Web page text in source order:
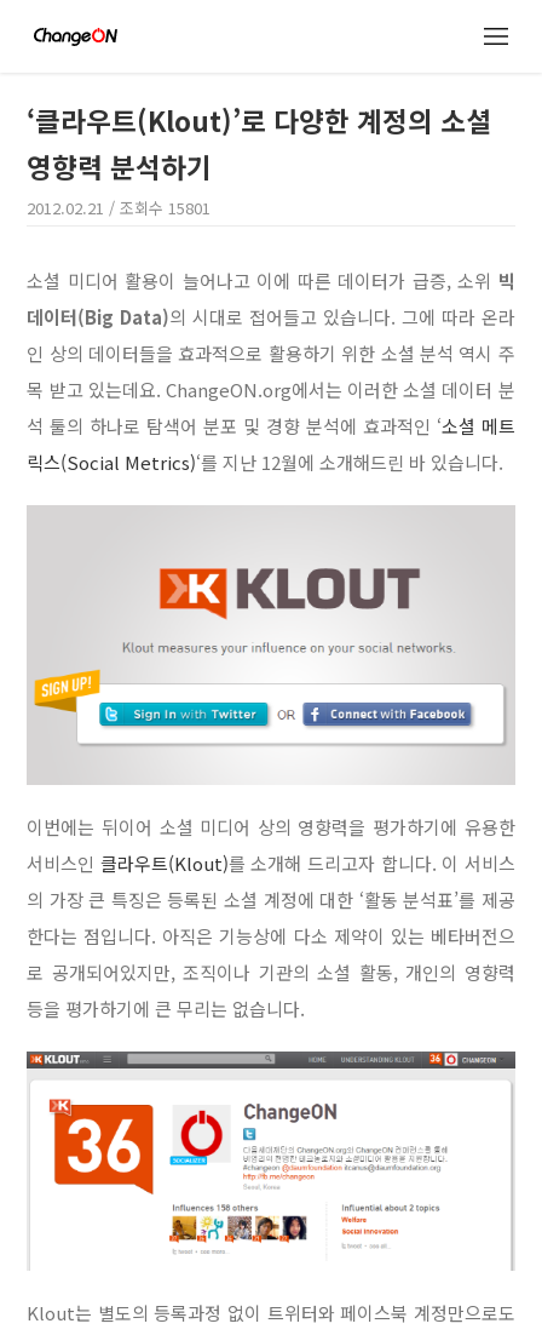
‘클라우트(Klout)’로 다양한 계정의 소셜
영향력 분석하기
2012.02.21 / 조회수15801
소셜 미디어 활용이 늘어나고 이에 따른 데이터가 급증, 소위 빅
데이터(Big Data)의 시대로 접어들고 있습니다. 그에 따라 온라
인 상의 데이터들을 효과적으로 활용하기 위한 소셜 분석 역시 주
목 받고 있는데요. ChangeON.org에서는 이러한 소셜 데이터 분
석 툴의 하나로 탐색어 분포 및 경향 분석에 효과적인 ‘소셜 메트
릭스(Social Metrics)‘를 지난 12월에 소개해드린 바 있습니다.
이번에는 뒤이어 소셜 미디어 상의 영향력을 평가하기에 유용한
서비스인 클라우트(Klout)를 소개해 드리고자 합니다. 이 서비스
의 가장 큰 특징은 등록된 소셜 계정에 대한 ‘활동 분석표’를 제공
한다는 점입니다. 아직은 기능상에 다소 제약이 있는 베타버전으
로 공개되어있지만, 조직이나 기관의 소셜 활동, 개인의 영향력
등을 평가하기에 큰 무리는 없습니다.
Klout는 별도의 등록과정 없이 트위터와 페이스북 계정만으로도